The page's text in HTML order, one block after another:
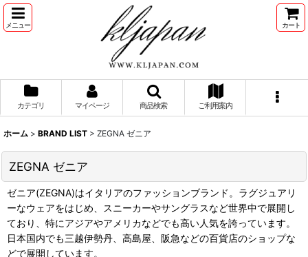
メニュー カート
カテゴリ マイページ 商品検索 ご利用案内
ホーム > BRAND LIST > ZEGNA ゼニア
ZEGNA ゼニア
ゼニア(ZEGNA)はイタリアのファッションブランド。ラグジュアリ
ーなウェアをはじめ、スニーカーやサングラスなど世界中で展開し
ており、特にアジアやアメリカなどでも高い人気を誇っています。
日本国内でも三越伊勢丹、高島屋、阪急などの百貨店のショップな
どで展開しています。